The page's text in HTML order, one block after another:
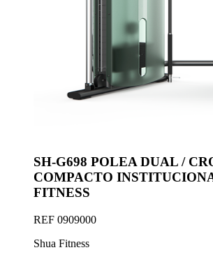
SH-G698 POLEA DUAL /
COMPACTO
FITNESS
REF 0909000
Shua Fitness